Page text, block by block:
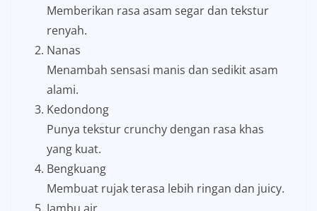
Memberikan rasa asam segar dan tekstur
renyah.
Nanas
Menambah sensasi manis dan sedikit asam
alami.
Kedondong
Punya tekstur crunchy dengan rasa khas
yang kuat.
Bengkuang
Membuat rujak terasa lebih ringan dan juicy.